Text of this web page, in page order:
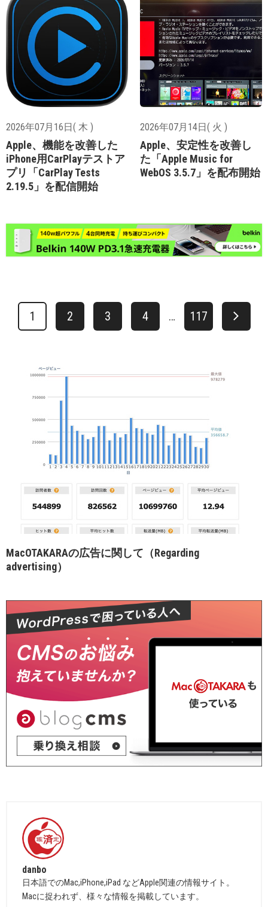
2026年07月16日( 木 )
Apple、機能を改善した
iPhone用CarPlayテストア
プリ「CarPlay Tests
2.19.5」を配信開始
2026年07月14日( 火 )
Apple、安定性を改善し
た「Apple Music for
WebOS 3.5.7」を配布開始
1 2 3 4 … 117
MacOTAKARAの広告に関して（Regarding
advertising）
danbo
日本語でのMac,iPhone,iPad などApple関連の情報サイト。
Macに捉われず、様々な情報を掲載しています。